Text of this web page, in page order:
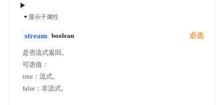
显示子属性
stream boolean
是否流式返回。
可选值：
true：流式。
false：非流式。
必选